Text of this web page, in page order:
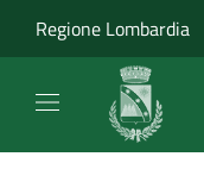
Regione Lombardia